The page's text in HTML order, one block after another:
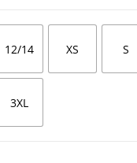
12/14 XS S
3XL